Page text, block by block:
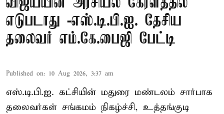
எடுபடாது -எஸ்.டி.பி.ஐ. தேசிய
தலைவர் எம்.கே.பைஜி பேட்டி
Published on: 10 Aug 2026, 3:37 am
எஸ்.டி.பி.ஐ. கட்சியின் மதுரை மண்டலம் சார்பாக
தலைவர்கள் சங்கமம் நிகழ்ச்சி, உத்தங்குடி